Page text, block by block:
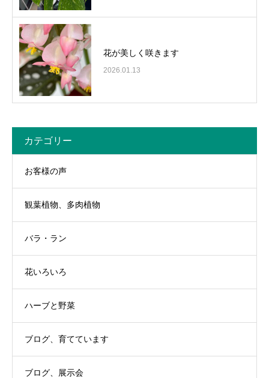
花が美しく咲きます
2026.01.13
カテゴリー
お客様の声
観葉植物、多肉植物
バラ・ラン
花いろいろ
ハーブと野菜
ブログ、育てています
ブログ、展示会